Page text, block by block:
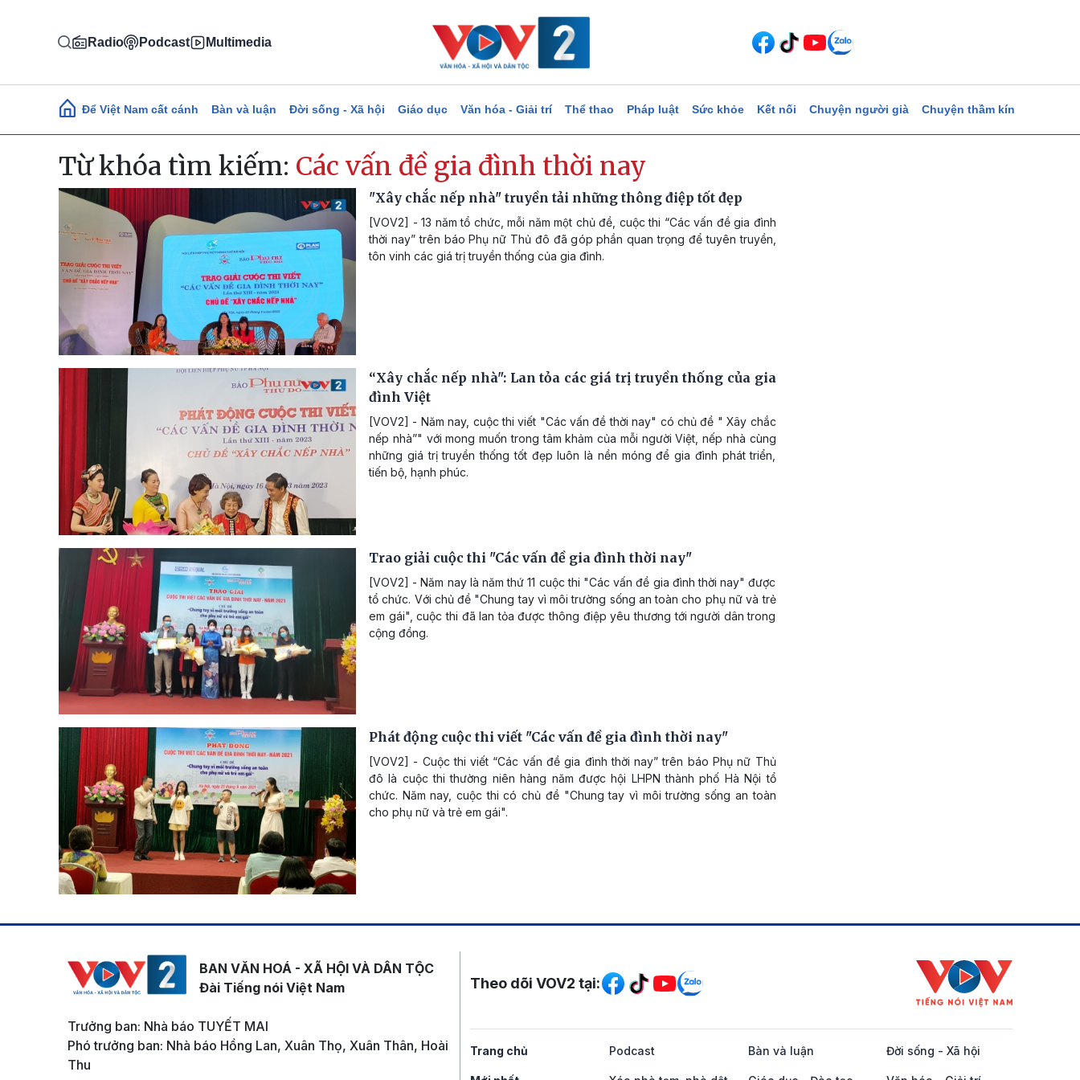
Radio Podcast Multimedia
Main navigation
Để Việt Nam cất cánh Bàn và luận Đời sống - Xã hội Giáo dục Văn hóa - Giải trí Thể thao Pháp luật Sức khỏe Kết nối Chuyện người già Chuyện thầm kín
Từ khóa tìm kiếm: Các vấn đề gia đình thời nay
"Xây chắc nếp nhà" truyền tải những thông điệp tốt đẹp
[VOV2] - 13 năm tổ chức, mỗi năm một chủ đề, cuộc thi “Các vấn đề gia đình
thời nay” trên báo Phụ nữ Thủ đô đã góp phần quan trọng để tuyên truyền,
tôn vinh các giá trị truyền thống của gia đình.
“Xây chắc nếp nhà": Lan tỏa các giá trị truyền thống của gia
đình Việt
[VOV2] - Năm nay, cuộc thi viết "Các vấn đề thời nay" có chủ đề " Xây chắc
nếp nhà”" với mong muốn trong tâm khảm của mỗi người Việt, nếp nhà cùng
những giá trị truyền thống tốt đẹp luôn là nền móng để gia đình phát triển,
tiến bộ, hạnh phúc.
Trao giải cuộc thi "Các vấn đề gia đình thời nay"
[VOV2] - Năm nay là năm thứ 11 cuộc thi "Các vấn đề gia đình thời nay" được
tổ chức. Với chủ đề "Chung tay vì môi trường sống an toàn cho phụ nữ và trẻ
em gái", cuộc thi đã lan tỏa được thông điệp yêu thương tới người dân trong
cộng đồng.
Phát động cuộc thi viết "Các vấn đề gia đình thời nay"
[VOV2] - Cuộc thi viết “Các vấn đề gia đình thời nay” trên báo Phụ nữ Thủ
đô là cuộc thi thường niên hàng năm được hội LHPN thành phố Hà Nội tổ
chức. Năm nay, cuộc thi có chủ đề "Chung tay vì môi trường sống an toàn
cho phụ nữ và trẻ em gái".
BAN VĂN HOÁ - XÃ HỘI VÀ DÂN TỘC
Đài Tiếng nói Việt Nam
Trưởng ban: Nhà báo TUYẾT MAI
Phó trưởng ban: Nhà báo Hồng Lan, Xuân Thọ, Xuân Thân, Hoài
Thu
Mạng xã hội
Theo dõi VOV2 tại:
Trang chủ Podcast Bàn và luận Đời sống - Xã hội